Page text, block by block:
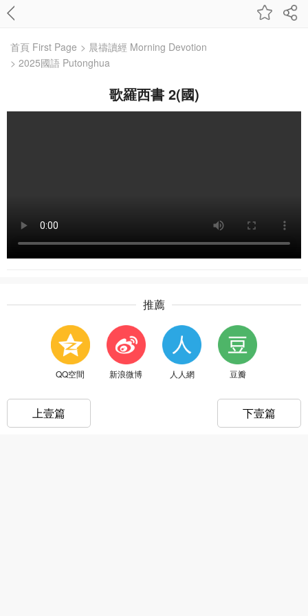
首頁 First Page > 晨禱讀經 Morning Devotion
> 2025國語 Putonghua
歌羅西書 2(國)
推薦
QQ空間 新浪微博 人人網 豆瓣
上壹篇 下壹篇